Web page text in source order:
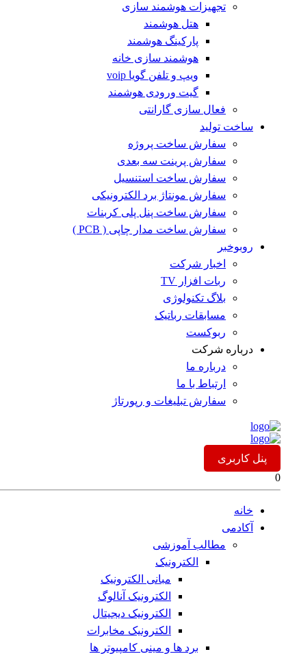
تجهیزات هوشمند سازی
هتل هوشمند
پارکینگ هوشمند
هوشمند سازی خانه
ویپ و تلفن گویا voip
گیت ورودی هوشمند
فعال سازی گارانتی
ساخت تولید
سفارش ساخت پروژه
سفارش پرینت سه بعدی
سفارش ساخت استنسیل
سفارش مونتاژ برد الکترونیکی
سفارش ساخت پنل پلی کربنات
سفارش ساخت مدار چاپی ( PCB )
روبوخبر
اخبار شرکت
ربات افزار TV
بلاگ تکنولوژی
مسابقات رباتیک
ربوکست
درباره شرکت
درباره ما
ارتباط با ما
سفارش تبلیغات و رپورتاژ
پنل کاربری
0
خانه
آکادمی
مطالب آموزشی
الکترونیک
مبانی الکترونیک
الکترونیک آنالوگ
الکترونیک دیجیتال
الکترونیک مخابرات
برد ها و مینی کامپیوتر ها